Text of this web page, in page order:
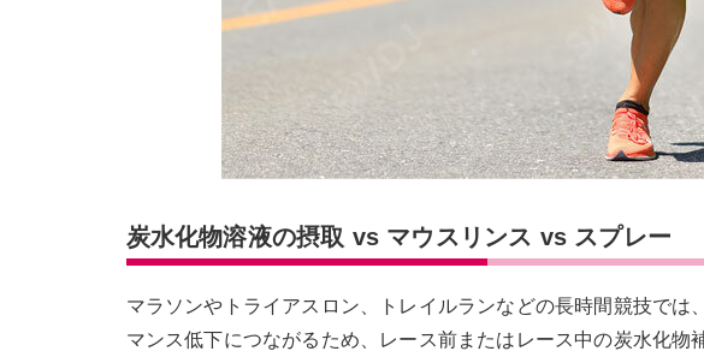
炭水化物溶液の摂取 vs マウスリンス vs スプレー
マラソンやトライアスロン、トレイルランなどの長時間競技で
マンス低下につながるため、レース前またはレース中の炭水化